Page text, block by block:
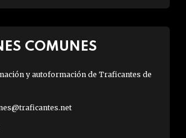
COMUNES
y autoformación de Traficantes de